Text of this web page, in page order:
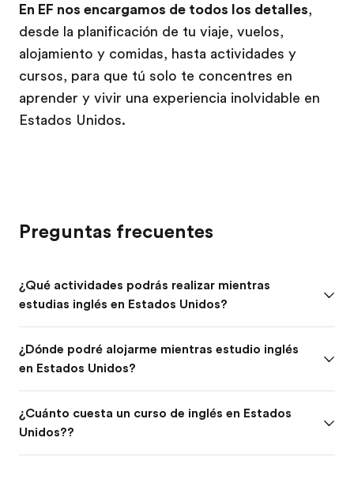
En EF nos encargamos de todos los detalles,
desde la planificación de tu viaje, vuelos,
alojamiento y comidas, hasta actividades y
cursos, para que tú solo te concentres en
aprender y vivir una experiencia inolvidable en
Estados Unidos.
Preguntas frecuentes
¿Qué actividades podrás realizar mientras
estudias inglés en Estados Unidos?
¿Dónde podré alojarme mientras estudio inglés
en Estados Unidos?
¿Cuánto cuesta un curso de inglés en Estados
Unidos??